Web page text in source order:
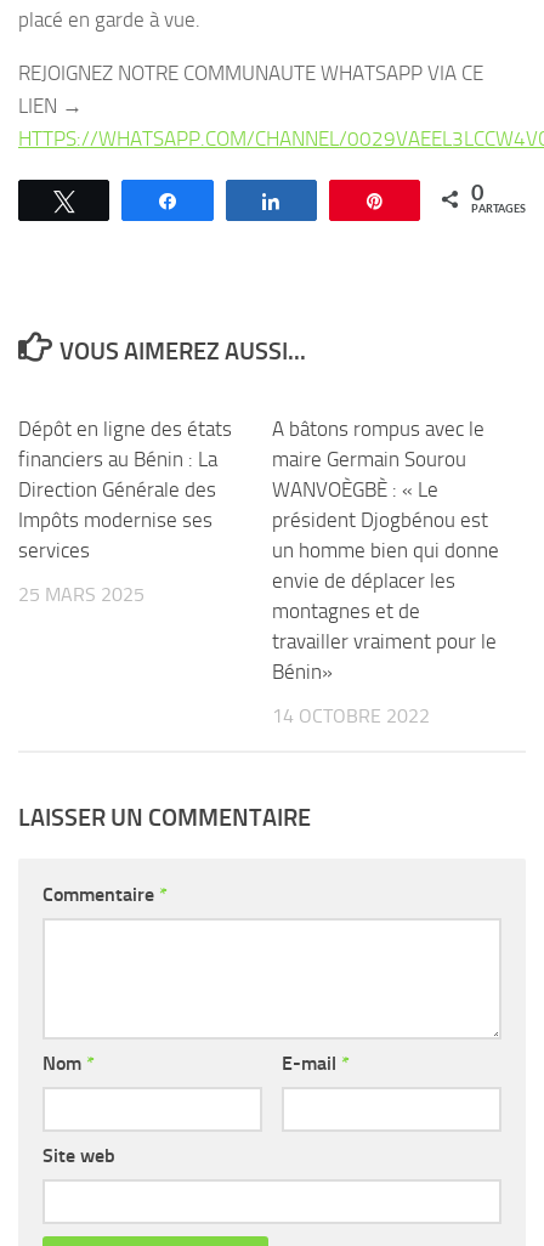
placé en garde à vue.
REJOIGNEZ NOTRE COMMUNAUTE WHATSAPP VIA CE
LIEN →
HTTPS://WHATSAPP.COM/CHANNEL/
Épingle 0
PARTAGES
VOUS AIMEREZ AUSSI...
Dépôt en ligne des états
financiers au Bénin : La
Direction Générale des
Impôts modernise ses
services
25 MARS 2025
A bâtons rompus avec le
maire Germain Sourou
WANVOÈGBÈ : « Le
président Djogbénou est
un homme bien qui donne
envie de déplacer les
montagnes et de
travailler vraiment pour le
Bénin»
14 OCTOBRE 2022
LAISSER UN COMMENTAIRE
Commentaire *
Nom * E-mail *
Site web